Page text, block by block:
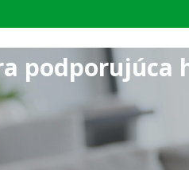
podporujúca